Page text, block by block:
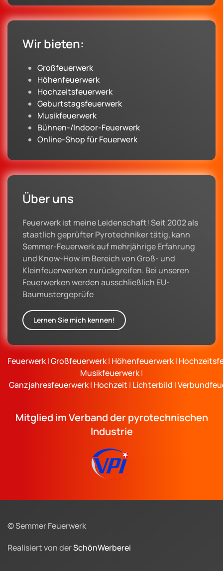
Wir bieten:
Großfeuerwerk
Höhenfeuerwerk
Hochzeitsfeuerwerk
Geburtstagsfeuerwerk
Musikfeuerwerk
Bühnen-/Indoor-Feuerwerk
Online-Shop für Feuerwerk
Über uns
Feuerwerk ist meine Leidenschaft! Seit 2002 als
staatlich geprüfter Pyrotechniker tätig, kann
Semmer-Feuerwerk auf mehrjährige Erfahrung
und Know-How im Bereich von Groß- und
Kleinfeuerwerken zurückgreifen. Bei unseren
Feuerwerken werden ausschließlich EU-
Baumustergeprüfe
Lernen Sie mich kennen!
Feuerwerk|Großfeuerwerk| Höhenfeuerwerk|
Musikfeuerwerk|
Ganzjahresfeuerwerk| Hochzeit | Lichterbild |
Mitglied im Verband der pyrotechnischen
Industrie
© Semmer Feuerwerk
Realisiert von derSchönWerberei